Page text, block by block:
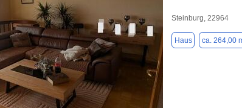
Steinburg, 22964
Haus ca. 264,00